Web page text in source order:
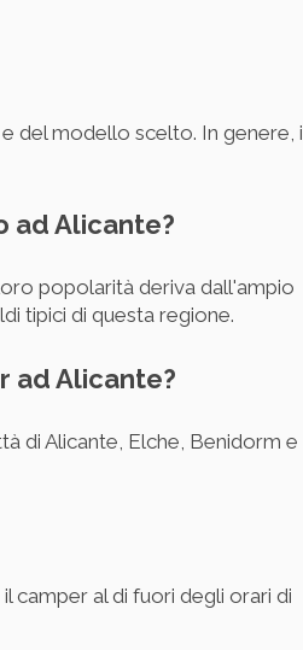
del modello scelto. In genere, i
ad Alicante?
popolarità deriva dall'ampio
tipici di questa regione.
ad Alicante?
di Alicante, Elche, Benidorm e
camper al di fuori degli orari di